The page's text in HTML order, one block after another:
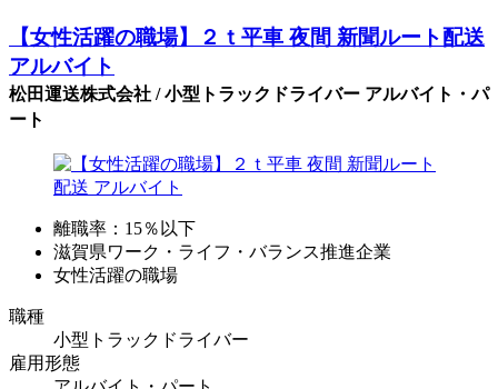
【女性活躍の職場】２ｔ平車 夜間 新聞ルート配送
アルバイト
松田運送株式会社 / 小型トラックドライバー アルバイト・パ
ート
離職率：15％以下
滋賀県ワーク・ライフ・バランス推進企業
女性活躍の職場
職種
小型トラックドライバー
雇用形態